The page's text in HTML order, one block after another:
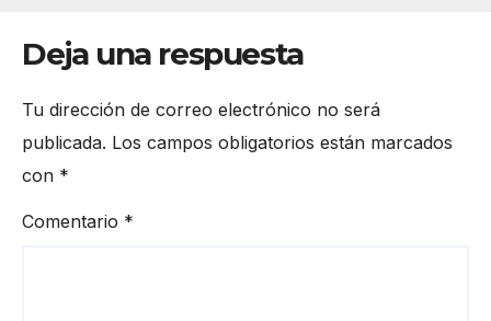
Deja una respuesta
Tu dirección de correo electrónico no será
publicada. Los campos obligatorios están marcados
con *
Comentario *